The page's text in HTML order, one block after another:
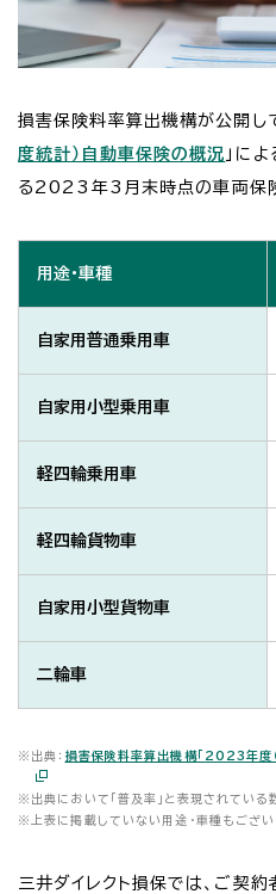
損害保険料率算出機構が公開し
度統計）自動車保険の概況 」に
る2023年3月末時点の車両保
用途・車種
自家用普通乗用車
自家用小型乗用車
軽四輪乗用車
軽四輪貨物車
自家用小型貨物車
二輪車
※ 出典： 損害保険料率算出機構「2023年度
※ 出典において「普及率」と表現されている
※
上表に掲載していない用途・車種もござい
三井ダイレクト損保では、ご契